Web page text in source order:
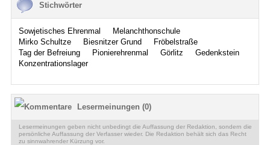
Stichwörter
Sowjetisches Ehrenmal
Melanchthonschule
Mirko Schultze
Biesnitzer Grund
Fröbelstraße
Tag der Befreiung
Pionierehrenmal Görlitz
Gedenkstein
Konzentrationslager
Lesermeinungen (0)
Lesermeinungen geben nicht unbedingt die Auffassung der Redaktion, sondern die
persönliche Auffassung der Verfasser wieder. Die Redaktion behält sich das Recht
zu sinnwahrender Kürzung vor.